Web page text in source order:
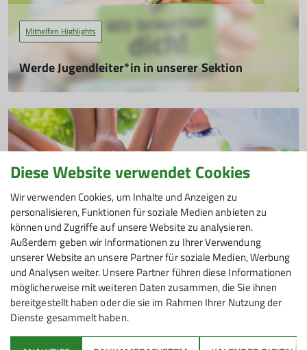
Mithelfen Highlights
Werde Jugendleiter*in in unserer Sektion
Hilf mit und gestalte mit uns den Bergsport für die nächste
09.12.2025
Du liebst die Berge, Gemeinschaft und möchtest
Verantwortung übernehmen?
Mithelfen Highlights
Hilf mit als Junior-Redakteur*in
Steig ein ins Team der Redaktion unserer Sektion
Diese Website verwendet Cookies
Wir verwenden Cookies, um Inhalte und Anzeigen zu
personalisieren, Funktionen für soziale Medien anbieten zu
können und Zugriffe auf unsere Website zu analysieren.
Außerdem geben wir Informationen zu Ihrer Verwendung
unserer Website an unsere Partner für soziale Medien, Werbung
und Analysen weiter. Unsere Partner führen diese Informationen
möglicherweise mit weiteren Daten zusammen, die Sie ihnen
bereitgestellt haben oder die sie im Rahmen Ihrer Nutzung der
Dienste gesammelt haben.